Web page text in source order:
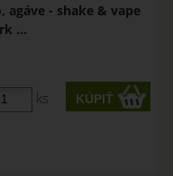
agáve - shake & vape
...
ks